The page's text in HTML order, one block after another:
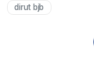
dirut bjb